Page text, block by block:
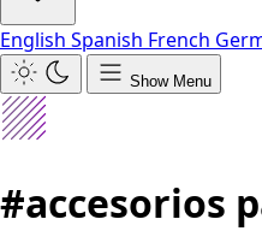
English Spanish French
Show Menu
#accesorios